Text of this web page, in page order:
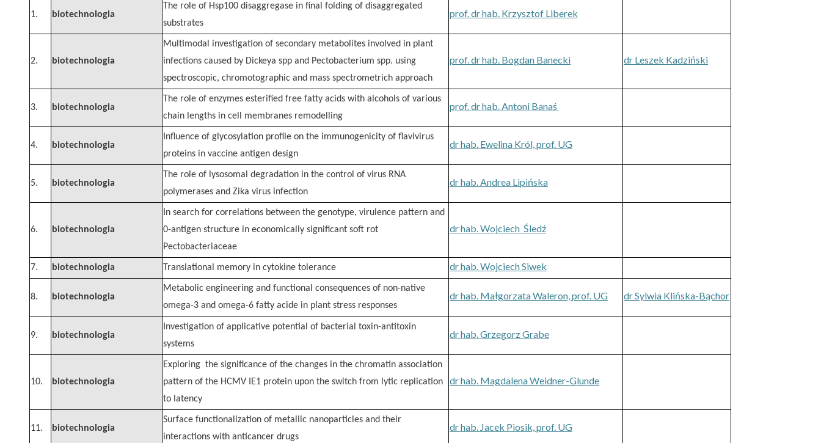
1. biotechnologia
The role of Hsp100 disaggregase in final folding of disaggregated
substrates
prof. dr hab. Krzysztof Liberek
2. biotechnologia
Multimodal investigation of secondary metabolites involved in plant
infections caused by Dickeya spp and Pectobacterium spp. using
spectroscopic, chromotographic and mass spectrometrich approach
prof. dr hab. Bogdan Banecki dr Leszek Kadziński
3. biotechnologia
The role of enzymes esterified free fatty acids with alcohols of various
chain lengths in cell membranes remodelling
prof. dr hab. Antoni Banaś
4. biotechnologia
Influence of glycosylation profile on the immunogenicity of flavivirus
proteins in vaccine antigen design
dr hab. Ewelina Król, prof. UG
5. biotechnologia
The role of lysosomal degradation in the control of virus RNA
polymerases and Zika virus infection
dr hab. Andrea Lipińska
6. biotechnologia
In search for correlations between the genotype, virulence pattern and
0-antigen structure in economically significant soft rot
Pectobacteriaceae
dr hab. Wojciech Śledź
7. biotechnologia Translational memory in cytokine tolerance dr hab. Wojciech Siwek
8. biotechnologia
Metabolic engineering and functional consequences of non-native
omega-3 and omega-6 fatty acide in plant stress responses
dr hab. Małgorzata Waleron, prof. UG dr Sylwia Klińska-Bąchor
9. biotechnologia
Investigation of applicative potential of bacterial toxin-antitoxin
systems
dr hab. Grzegorz Grabe
10. biotechnologia
Exploring the significance of the changes in the chromatin association
pattern of the HCMV IE1 protein upon the switch from lytic replication
to latency
dr hab. Magdalena Weidner-Glunde
11. biotechnologia
Surface functionalization of metallic nanoparticles and their
interactions with anticancer drugs
dr hab. Jacek Piosik, prof. UG